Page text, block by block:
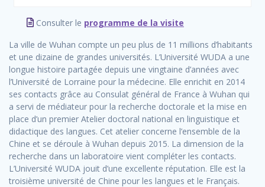
Consulter le programme de la visite
La ville de Wuhan compte un peu plus de 11 millions d’habitants
et une dizaine de grandes universités. L’Université WUDA a une
longue histoire partagée depuis une vingtaine d’années avec
l’Université de Lorraine pour la médecine. Elle enrichit en 2014
ses contacts grâce au Consulat général de France à Wuhan qui
a servi de médiateur pour la recherche doctorale et la mise en
place d’un premier Atelier doctoral national en linguistique et
didactique des langues. Cet atelier concerne l’ensemble de la
Chine et se déroule à Wuhan depuis 2015. La dimension de la
recherche dans un laboratoire vient compléter les contacts.
L’Université WUDA jouit d’une excellente réputation. Elle est la
troisième université de Chine pour les langues et le Français.